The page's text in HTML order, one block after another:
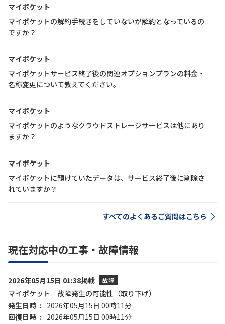
マイポケット
マイポケットの解約手続きをしていないが解約となっているの
ですか？
マイポケット
マイポケットサービス終了後の関連オプションプランの料金・
名称変更について教えてください。
マイポケット
マイポケットのようなクラウドストレージサービスは他にあり
ますか？
マイポケット
マイポケットに預けていたデータは、サービス終了後に削除さ
れていますか？
すべてのよくあるご質問はこちら
現在対応中の工事・故障情報
2026年05月15日 01:38掲載 故障
マイポケット 故障発生の可能性（取り下げ）
発生日時
2026年05月15日 00時11分
回復日時
2026年05月15日 00時11分